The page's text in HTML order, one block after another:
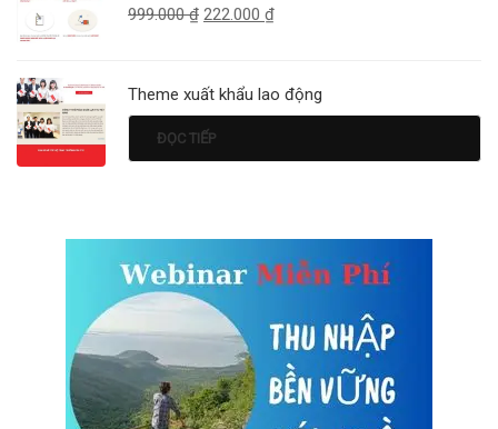
999.000₫ 222.000 ₫
Theme xuất khẩu lao động
ĐỌC TIẾP